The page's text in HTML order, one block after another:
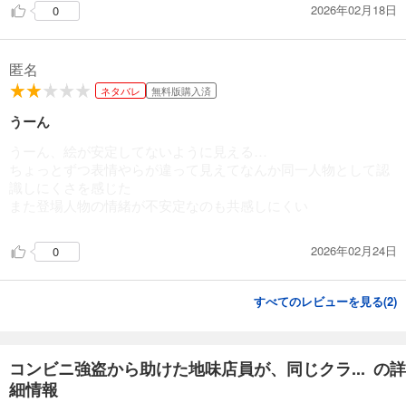
0
2026年02月18日
匿名
ネタバレ 無料版購入済
うーん
0 2026年02月24日
すべてのレビューを見る(2)
コンビニ強盗から助けた地味店員が、同じクラ... の詳
細情報